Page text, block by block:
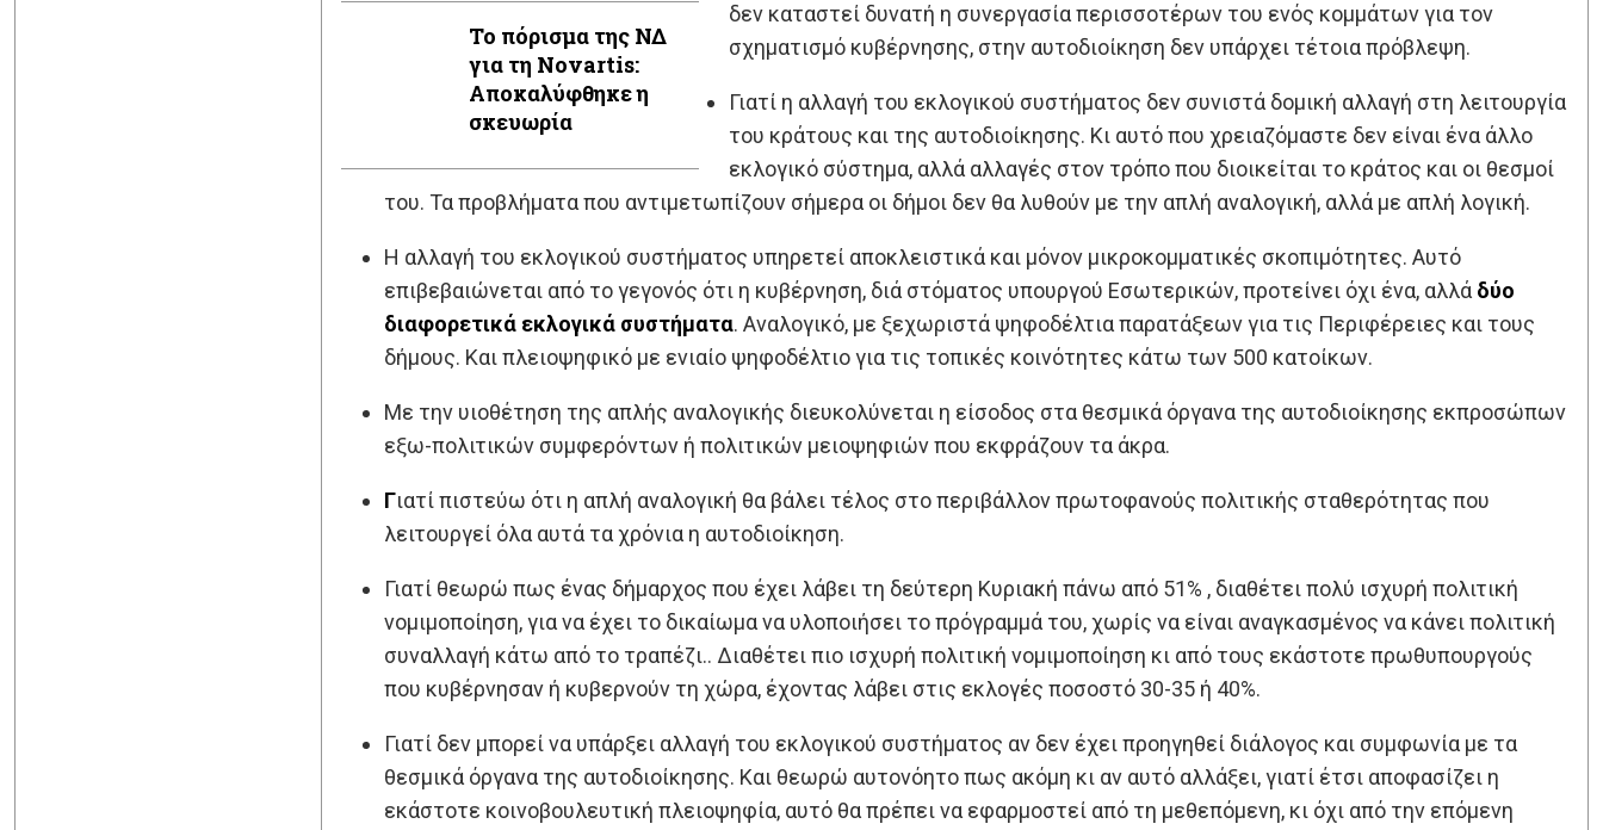
Το πόρισμα της ΝΔ
για τη Novartis:
Αποκαλύφθηκε η
σκευωρία
δεν καταστεί δυνατή η συνεργασία περισσοτέρων του ενός κομμάτων για τον
σχηματισμό κυβέρνησης, στην αυτοδιοίκηση δεν υπάρχει τέτοια πρόβλεψη.
Γιατί η αλλαγή του εκλογικού συστήματος δεν συνιστά δομική αλλαγή στη λειτουργία
του κράτους και της αυτοδιοίκησης. Κι αυτό που χρειαζόμαστε δεν είναι ένα άλλο
εκλογικό σύστημα, αλλά αλλαγές στον τρόπο που διοικείται το κράτος και οι θεσμοί
του. Τα προβλήματα που αντιμετωπίζουν σήμερα οι δήμοι δεν θα λυθούν με την απλή αναλογική, αλλά με απλή λογική.
Η αλλαγή του εκλογικού συστήματος υπηρετεί αποκλειστικά και μόνον μικροκομματικές σκοπιμότητες. Αυτό
επιβεβαιώνεται από το γεγονός ότι η κυβέρνηση, διά στόματος υπουργού Εσωτερικών, προτείνει όχι ένα, αλλά δύο
διαφορετικά εκλογικά συστήματα. Αναλογικό, με ξεχωριστά ψηφοδέλτια παρατάξεων για τις Περιφέρειες και τους
δήμους. Και πλειοψηφικό με ενιαίο ψηφοδέλτιο για τις τοπικές κοινότητες κάτω των 500 κατοίκων.
Με την υιοθέτηση της απλής αναλογικής διευκολύνεται η είσοδος στα θεσμικά όργανα της αυτοδιοίκησης εκπροσώπων
εξω-πολιτικών συμφερόντων ή πολιτικών μειοψηφιών που εκφράζουν τα άκρα.
Γιατί πιστεύω ότι η απλή αναλογική θα βάλει τέλος στο περιβάλλον πρωτοφανούς πολιτικής σταθερότητας που
λειτουργεί όλα αυτά τα χρόνια η αυτοδιοίκηση.
Γιατί θεωρώ πως ένας δήμαρχος που έχει λάβει τη δεύτερη Κυριακή πάνω από 51% , διαθέτει πολύ ισχυρή πολιτική
νομιμοποίηση, για να έχει το δικαίωμα να υλοποιήσει το πρόγραμμά του, χωρίς να είναι αναγκασμένος να κάνει πολιτική
συναλλαγή κάτω από το τραπέζι.. Διαθέτει πιο ισχυρή πολιτική νομιμοποίηση κι από τους εκάστοτε πρωθυπουργούς
που κυβέρνησαν ή κυβερνούν τη χώρα, έχοντας λάβει στις εκλογές ποσοστό 30-35 ή 40%.
Γιατί δεν μπορεί να υπάρξει αλλαγή του εκλογικού συστήματος αν δεν έχει προηγηθεί διάλογος και συμφωνία με τα
θεσμικά όργανα της αυτοδιοίκησης. Και θεωρώ αυτονόητο πως ακόμη κι αν αυτό αλλάξει, γιατί έτσι αποφασίζει η
εκάστοτε κοινοβουλευτική πλειοψηφία, αυτό θα πρέπει να εφαρμοστεί από τη μεθεπόμενη, κι όχι από την επόμενη